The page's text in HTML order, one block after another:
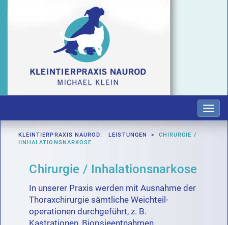
KLEINTIERPRAXIS NAUROD: LEISTUNGEN >CHIRURGIE /
IINHALATIONSNARKOSE
Chirurgie / Inhalationsnarkose
In unserer Praxis werden mit Ausnahme der
Thoraxchirurgie sämtliche Weichteil­
operationen durchgeführt, z. B.
Kastrationen, Biopsieentnahmen,